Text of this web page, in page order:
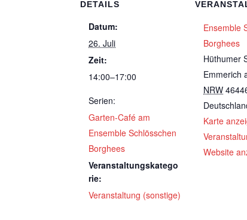
DETAILS
Datum:
26. Juli
Zeit:
14:00–17:00
Serien:
Garten-Café am
Ensemble Schlösschen
Borghees
Veranstaltungskatego
rie:
Veranstaltung (sonstige)
Ensemble
Borghees
Hüthumer
Emmerich
NRW
Karte
Website